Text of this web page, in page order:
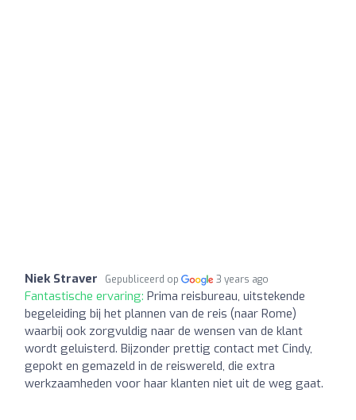
Niek Straver Gepubliceerd op 3 years ago
Fantastische ervaring: Prima reisbureau, uitstekende
begeleiding bij het plannen van de reis (naar Rome)
waarbij ook zorgvuldig naar de wensen van de klant
wordt geluisterd. Bijzonder prettig contact met Cindy,
gepokt en gemazeld in de reiswereld, die extra
werkzaamheden voor haar klanten niet uit de weg gaat.